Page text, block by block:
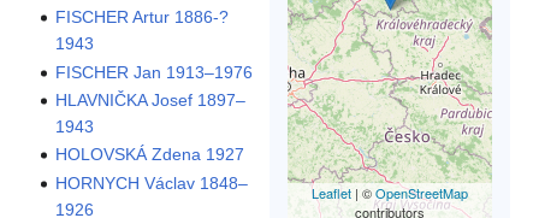
Leaflet | ©OpenStreetMap
contributors
FISCHER Artur 1886-?
1943
FISCHER Jan 1913–1976
HLAVNIČKA Josef 1897–
1943
HOLOVSKÁ Zdena 1927
HORNYCH Václav 1848–
1926